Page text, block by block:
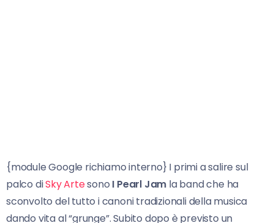
{module Google richiamo interno} I primi a salire sul
palco diSky Artesono I Pearl Jam la band che ha
sconvolto del tutto i canoni tradizionali della musica
dando vita al “grunge”. Subito dopo è previsto un